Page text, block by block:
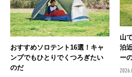
おすすめソロテント16選！キャ
ンプでもひとりでくつろぎたい
のだ
山
泊
ー